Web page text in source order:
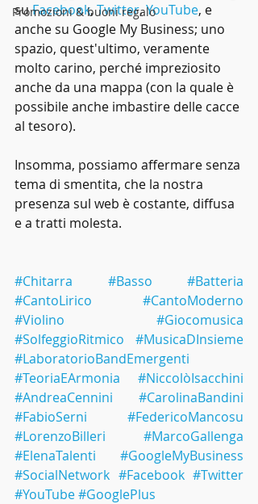
Promozioni & buoni regalo
su Facebook, Twitter, YouTube, e
anche su Google My Business; uno
spazio, quest'ultimo, veramente
molto carino, perché impreziosito
anche da una mappa (con la quale è
possibile anche imbastire delle cacce
al tesoro).
Insomma, possiamo affermare senza
tema di smentita, che la nostra
presenza sul web è costante, diffusa
e a tratti molesta.
#Chitarra #Basso
#Batteria
#CantoLirico
#CantoModerno
#Violino
#Giocomusica
#SolfeggioRitmico
#MusicaDInsieme
#LaboratorioBandEmergenti
#TeoriaEArmonia
#NiccolòIsacchini
#AndreaCennini
#CarolinaBandini
#FabioSerni
#FedericoMancosu
#LorenzoBilleri
#MarcoGallenga
#ElenaTalenti
#GoogleMyBusiness
#SocialNetwork #Facebook #Twitter
#YouTube#GooglePlus